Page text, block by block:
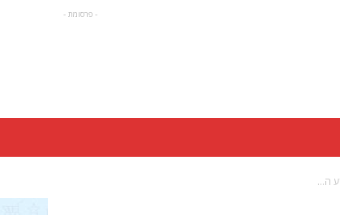
- פרסומת -
ה...